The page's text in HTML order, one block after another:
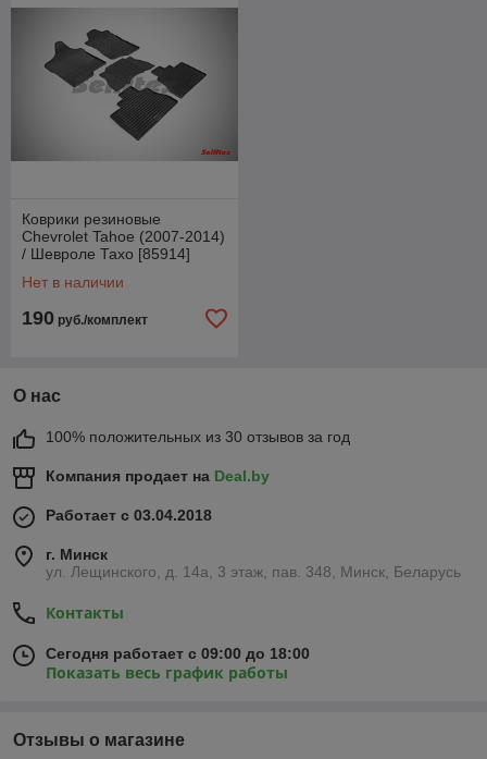
Коврики резиновые
Chevrolet Tahoe (2007-2014)
/ Шевроле Тахо [85914]
Нет в наличии
190 руб./комплект
О нас
100% положительных из 30 отзывов за год
Компания продает на Deal.by
Работает с 03.04.2018
г. Минск
ул. Лещинского, д. 14а, 3 этаж, пав. 348, Минск, Беларусь
Контакты
Сегодня работает с 09:00 до 18:00
Показать весь график работы
Отзывы о магазине